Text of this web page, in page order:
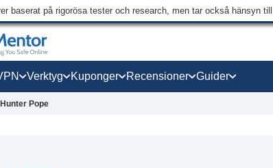
baserat på rigorösa tester och research, men tar också hänsyn
Verktyg Kuponger Recensioner Guider
Hunter Pope